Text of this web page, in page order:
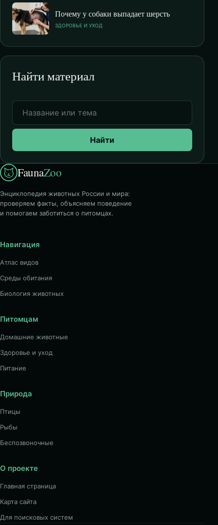
Почему у собаки выпадает шерсть
ЗДОРОВЬЕ И УХОД
Найти материал
Найти
FaunaZoo
Энциклопедия животных России и мира:
проверяем факты, объясняем поведение
и помогаем заботиться о питомцах.
Навигация
Атлас видов
Среды обитания
Биология животных
Питомцам
Домашние животные
Здоровье и уход
Питание
Природа
Птицы
Рыбы
Беспозвоночные
О проекте
Главная страница
Карта сайта
Для поисковых систем